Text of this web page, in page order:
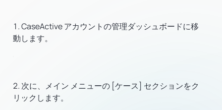
CaseActive アカウントの管理ダッシュボードに移
動します。
次に、メイン メニューの [ケース] セクションをク
リックします。